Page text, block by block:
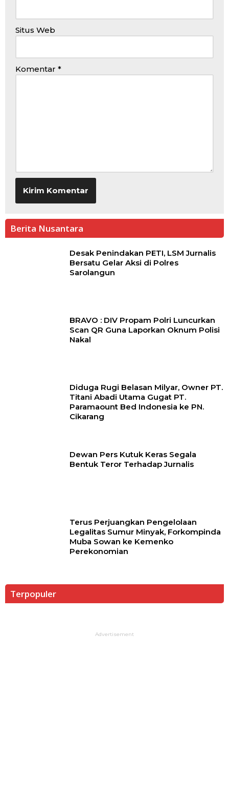
Situs Web
Komentar *
Berita Nusantara
Desak Penindakan PETI, LSM Jurnalis
Bersatu Gelar Aksi di Polres
Sarolangun
BRAVO : DIV Propam Polri Luncurkan
Scan QR Guna Laporkan Oknum Polisi
Nakal
Diduga Rugi Belasan Milyar, Owner PT.
Titani Abadi Utama Gugat PT.
Paramaount Bed Indonesia ke PN.
Cikarang
Dewan Pers Kutuk Keras Segala
Bentuk Teror Terhadap Jurnalis
Terus Perjuangkan Pengelolaan
Legalitas Sumur Minyak, Forkompinda
Muba Sowan ke Kemenko
Perekonomian
Terpopuler
Advertisement